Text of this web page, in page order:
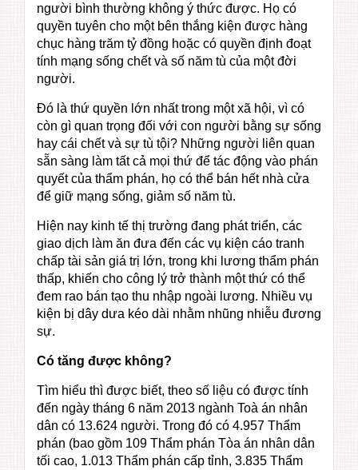
người bình thường không ý thức được. Họ có
quyền tuyên cho một bên thắng kiện được hàng
chục hàng trăm tỷ đồng hoặc có quyền định đoạt
tính mạng sống chết và số năm tù của một đời
người.
Đó là thứ quyền lớn nhất trong một xã hội, vì có
còn gì quan trọng đối với con người bằng sự sống
hay cái chết và sự tù tội? Những người liên quan
sẵn sàng làm tất cả mọi thứ để tác động vào phán
quyết của thẩm phán, họ có thể bán hết nhà cửa
để giữ mạng sống, giảm số năm tù.
Hiện nay kinh tế thị trường đang phát triển, các
giao dịch làm ăn đưa đến các vụ kiện cáo tranh
chấp tài sản giá trị lớn, trong khi lương thẩm phán
thấp, khiến cho công lý trở thành một thứ có thể
đem rao bán tạo thu nhập ngoài lương. Nhiều vụ
kiện bị dây dưa kéo dài nhằm nhũng nhiễu đương
sự.
Có tăng được không?
Tìm hiểu thì được biết, theo số liệu có được tính
đến ngày tháng 6 năm 2013 ngành Toà án nhân
dân có 13.624 người. Trong đó có 4.957 Thẩm
phán (bao gồm 109 Thẩm phán Tòa án nhân dân
tối cao, 1.013 Thẩm phán cấp tỉnh, 3.835 Thẩm